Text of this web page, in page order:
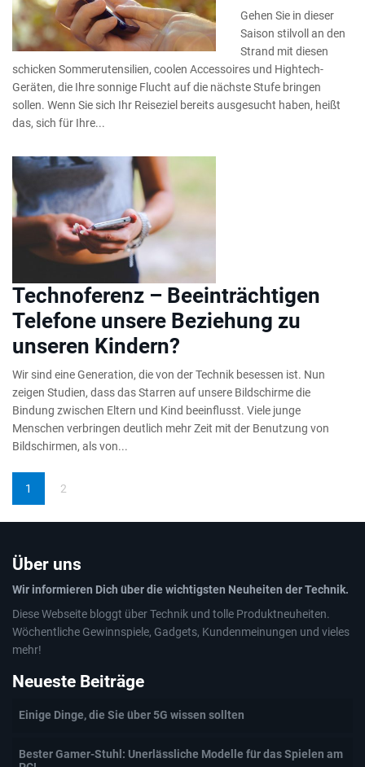
Gehen Sie in dieser
Saison stilvoll an den
Strand mit diesen
schicken Sommerutensilien, coolen Accessoires und Hightech-
Geräten, die Ihre sonnige Flucht auf die nächste Stufe bringen
sollen. Wenn Sie sich Ihr Reiseziel bereits ausgesucht haben, heißt
das, sich für Ihre...
Technoferenz – Beeinträchtigen
Telefone unsere Beziehung zu
unseren Kindern?
Wir sind eine Generation, die von der Technik besessen ist. Nun
zeigen Studien, dass das Starren auf unsere Bildschirme die
Bindung zwischen Eltern und Kind beeinflusst. Viele junge
Menschen verbringen deutlich mehr Zeit mit der Benutzung von
Bildschirmen, als von...
1 2
Über uns
Wir informieren Dich über die wichtigsten Neuheiten der Technik.
Diese Webseite bloggt über Technik und tolle Produktneuheiten.
Wöchentliche Gewinnspiele, Gadgets, Kundenmeinungen und vieles
mehr!
Neueste Beiträge
Einige Dinge, die Sie über 5G wissen sollten
Bester Gamer-Stuhl: Unerlässliche Modelle für das Spielen am